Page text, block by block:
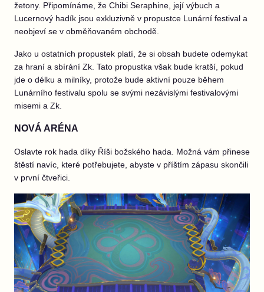
žetony. Připomínáme, že Chibi Seraphine, její výbuch a
Lucernový hadík jsou exkluzivně v propustce Lunární festival a
neobjeví se v obměňovaném obchodě.
Jako u ostatních propustek platí, že si obsah budete odemykat
za hraní a sbírání Zk. Tato propustka však bude kratší, pokud
jde o délku a milníky, protože bude aktivní pouze během
Lunárního festivalu spolu se svými nezávislými festivalovými
misemi a Zk.
NOVÁ ARÉNA
Oslavte rok hada díky Říši božského hada. Možná vám přinese
štěstí navíc, které potřebujete, abyste v příštím zápasu skončili
v první čtveřici.